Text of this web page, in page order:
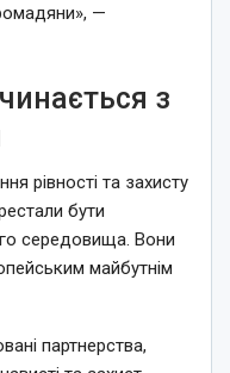
—
з
рівності та захисту
бути
середовища. Вони
майбутнім
партнерства,